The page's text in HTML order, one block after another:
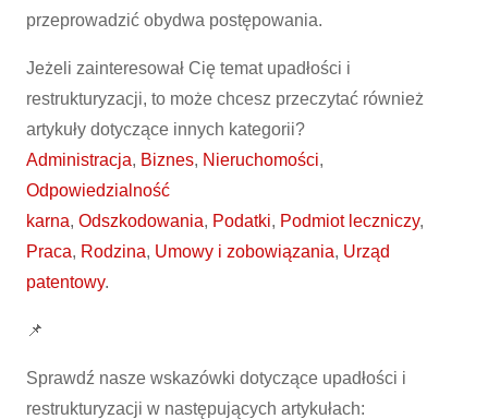
przeprowadzić obydwa postępowania.
Jeżeli zainteresował Cię temat upadłości i
restrukturyzacji, to może chcesz przeczytać również
artykuły dotyczące innych kategorii?
Administracja, Biznes, Nieruchomości,
Odpowiedzialność
karna, Odszkodowania, Podatki, Podmiot leczniczy,
Praca, Rodzina, Umowy i zobowiązania, Urząd
patentowy.
📌
Sprawdź nasze wskazówki dotyczące upadłości i
restrukturyzacji w następujących artykułach: